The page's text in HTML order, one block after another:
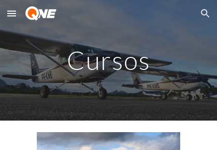
Skip to main content Skip to navigation
Cursos